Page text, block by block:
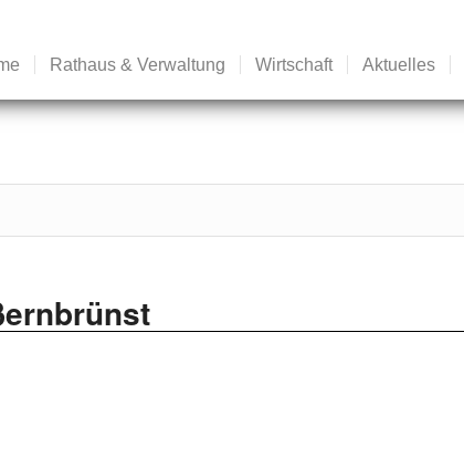
Rathaus & Verwaltung Wirtschaft Aktuelles